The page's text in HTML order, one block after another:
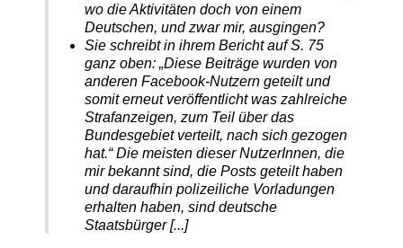
wo die Aktivitäten doch von einem
Deutschen, und zwar mir, ausgingen?
Sie schreibt in ihrem Bericht auf S. 75
ganz oben: „Diese Beiträge wurden von
anderen Facebook-Nutzern geteilt und
somit erneut veröffentlicht was zahlreiche
Strafanzeigen, zum Teil über das
Bundesgebiet verteilt, nach sich gezogen
hat.“ Die meisten dieser NutzerInnen, die
mir bekannt sind, die Posts geteilt haben
und daraufhin polizeiliche Vorladungen
erhalten haben, sind deutsche
Staatsbürger [...]